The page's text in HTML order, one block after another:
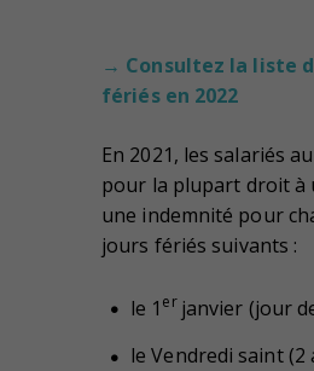
→ Consultez la liste
fériés en 2022
En 2021, les salariés
pour la plupart droit à
une indemnité pour
jours fériés suivants :
le 1 er janvier (jour
le Vendredi saint (2